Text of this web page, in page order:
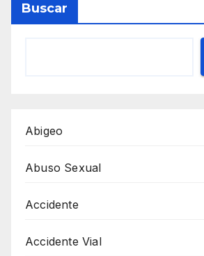
Buscar
Abigeo
Abuso Sexual
Accidente
Accidente Vial